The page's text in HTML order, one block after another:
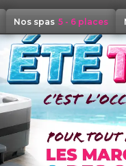
Nos spas 5 - 6 places